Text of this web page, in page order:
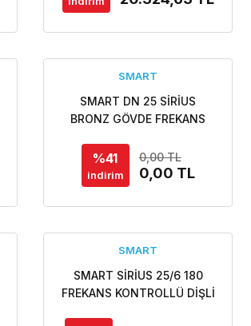
SMART
SMART DN 25 SİRİUS
BRONZ GÖVDE FREKANS
DESIGN SİRKÜLASYON
POMPASI - Özel fiyat teklifi
için bizi arayınız.
%41
indirim
0,00 TL
0,00 TL
SMART
SMART SİRİUS 25/6 180
FREKANS KONTROLLÜ DİŞLİ